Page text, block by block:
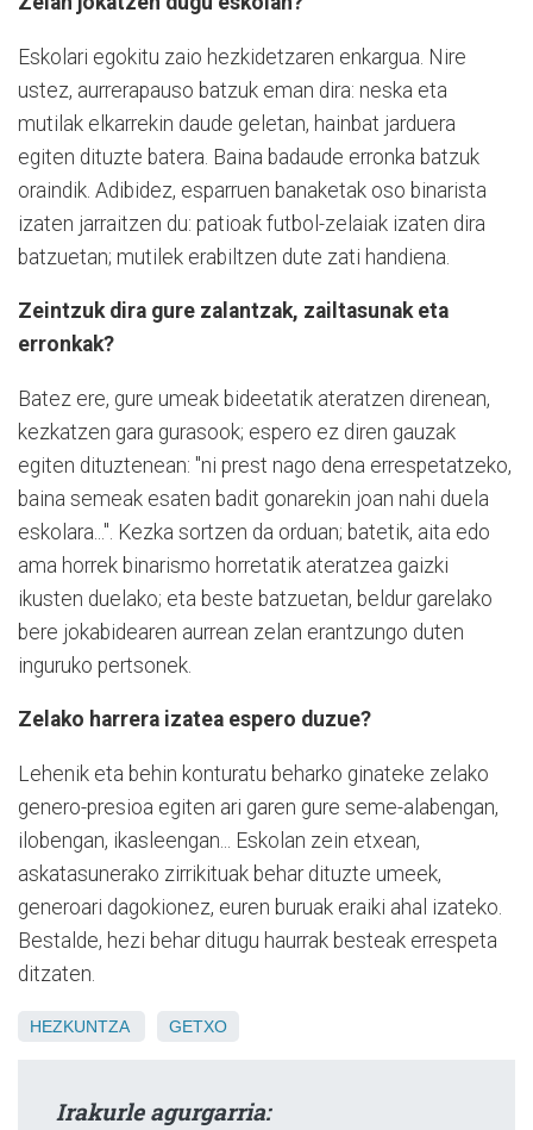
Eskolari egokitu zaio hezkidetzaren enkargua. Nire
ustez, aurrerapauso batzuk eman dira: neska eta
mutilak elkarrekin daude geletan, hainbat jarduera
egiten dituzte batera. Baina badaude erronka batzuk
oraindik. Adibidez, esparruen banaketak oso binarista
izaten jarraitzen du: patioak futbol-zelaiak izaten dira
batzuetan; mutilek erabiltzen dute zati handiena.
Zeintzuk dira gure zalantzak, zailtasunak eta
erronkak?
Batez ere, gure umeak bideetatik ateratzen direnean,
kezkatzen gara gurasook; espero ez diren gauzak
egiten dituztenean: "ni prest nago dena errespetatzeko,
baina semeak esaten badit gonarekin joan nahi duela
eskolara...". Kezka sortzen da orduan; batetik, aita edo
ama horrek binarismo horretatik ateratzea gaizki
ikusten duelako; eta beste batzuetan, beldur garelako
bere jokabidearen aurrean zelan erantzungo duten
inguruko pertsonek.
Zelako harrera izatea espero duzue?
Lehenik eta behin konturatu beharko ginateke zelako
genero-presioa egiten ari garen gure seme-alabengan,
ilobengan, ikasleengan... Eskolan zein etxean,
askatasunerako zirrikituak be­har dituzte umeek,
generoari dagokionez, euren buruak eraiki ahal izateko.
Bestalde, hezi behar ditugu haurrak besteak errespeta
ditzaten.
HEZKUNTZA GETXO
Irakurle agurgarria: